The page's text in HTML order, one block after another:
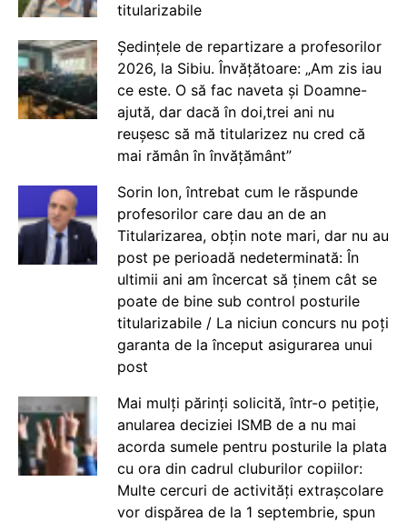
titularizabile
Ședințele de repartizare a profesorilor
2026, la Sibiu. Învățătoare: „Am zis iau
ce este. O să fac naveta și Doamne-
ajută, dar dacă în doi,trei ani nu
reușesc să mă titularizez nu cred că
mai rămân în învățământ”
Sorin Ion, întrebat cum le răspunde
profesorilor care dau an de an
Titularizarea, obțin note mari, dar nu au
post pe perioadă nedeterminată: În
ultimii ani am încercat să ținem cât se
poate de bine sub control posturile
titularizabile / La niciun concurs nu poți
garanta de la început asigurarea unui
post
Mai mulți părinți solicită, într-o petiție,
anularea deciziei ISMB de a nu mai
acorda sumele pentru posturile la plata
cu ora din cadrul cluburilor copiilor:
Multe cercuri de activități extrașcolare
vor dispărea de la 1 septembrie, spun